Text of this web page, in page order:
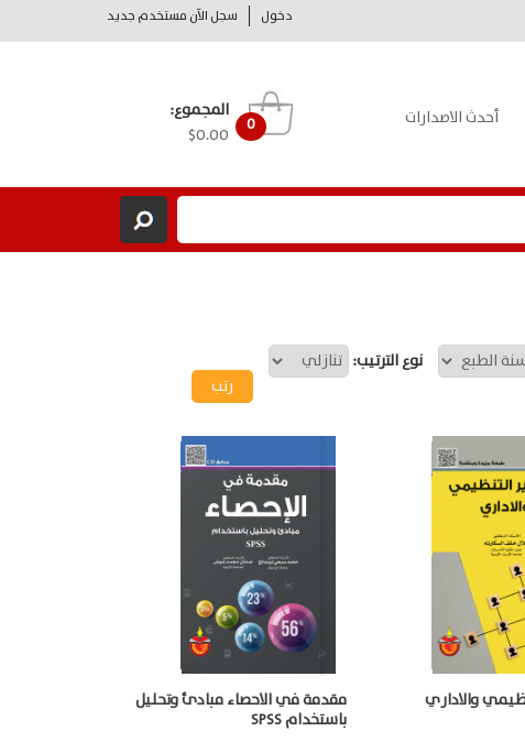
دخول سجل الآن مستخدم جديد
أحدث الاصدارات 0
المجموع:
$0.00
نوع الترتيب:
والاداري
مقدمة في الاحصاء مبادئ وتحليل
باستخدام SPSS